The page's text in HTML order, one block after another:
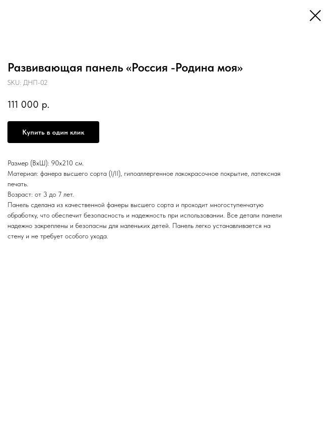
Развивающая панель «Россия -Родина моя»
SKU: ДНП-02
111 000 р.
Купить в один клик
Размер (ВхШ): 90х210 см.
Материал: фанера высшего сорта (I/II), гипоаллергенное лакокрасочное покрытие, латексная
печать.
Возраст: от 3 до 7 лет.
Панель сделана из качественной фанеры высшего сорта и проходит многоступенчатую
обработку, что обеспечит безопасность и надежность при использовании. Все детали панели
надежно закреплены и безопасны для маленьких детей. Панель легко устанавливается на
стену и не требует особого ухода.